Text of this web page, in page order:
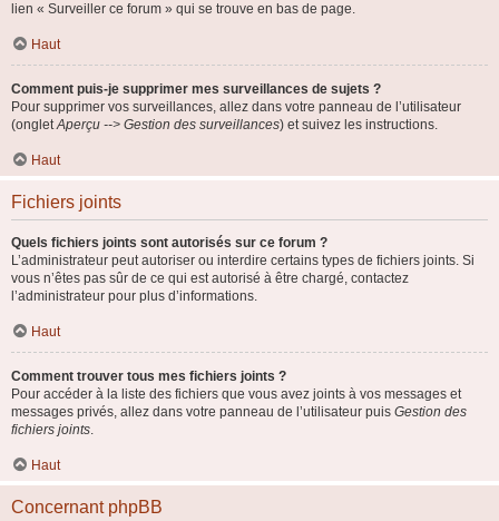
lien « Surveiller ce forum » qui se trouve en bas de page.
Haut
Comment puis-je supprimer mes surveillances de sujets ?
Pour supprimer vos surveillances, allez dans votre panneau de l’utilisateur
(ongletAperçu --> Gestion des surveillances) et suivez les instructions.
Haut
Fichiers joints
Quels fichiers joints sont autorisés sur ce forum ?
L’administrateur peut autoriser ou interdire certains types de fichiers joints. Si
vous n’êtes pas sûr de ce qui est autorisé à être chargé, contactez
l’administrateur pour plus d’informations.
Haut
Comment trouver tous mes fichiers joints ?
Pour accéder à la liste des fichiers que vous avez joints à vos messages et
messages privés, allez dans votre panneau de l’utilisateur puis Gestion des
fichiers joints.
Haut
Concernant phpBB